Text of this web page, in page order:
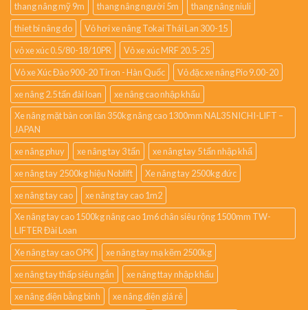
thang nâng mỹ 9m
thang nâng người 5m
thang nâng niuli
thiet bi nâng do
Vỏ hơi xe nâng Tokai Thái Lan 300-15
vỏ xe xúc 0.5/80-18/10PR
Vỏ xe xúc MRF 20.5-25
Vỏ xe Xúc Đào 900-20 Tiron - Hàn Quốc
Vỏ đặc xe nâng Pio 9.00-20
xe nâng 2.5 tấn đài loan
xe nâng cao nhập khẩu
Xe nâng mặt bàn con lăn 350kg nâng cao 1300mm NAL35 NICHI-LIFT –
JAPAN
xe nâng phuy
xe nâng tay 3 tấn
xe nâng tay 5 tấn nhập khẩ
xe nâng tay 2500kg hiệu Noblift
Xe nâng tay 2500kg đức
xe nâng tay cao
xe nâng tay cao 1m2
Xe nâng tay cao 1500kg nâng cao 1m6 chân siêu rộng 1500mm TW-
LIFTER Đài Loan
Xe nâng tay cao OPK
xe nâng tay mạ kẽm 2500kg
xe nâng tay thấp siêu ngắn
xe nâng ttay nhập khẩu
xe nâng điện bằng bình
xe nâng điện giá rẻ